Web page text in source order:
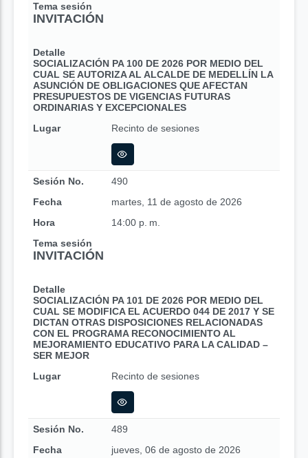
Tema sesión
INVITACIÓN
Detalle
SOCIALIZACIÓN PA 100 DE 2026 POR MEDIO DEL
CUAL SE AUTORIZA AL ALCALDE DE MEDELLÍN LA
ASUNCIÓN DE OBLIGACIONES QUE AFECTAN
PRESUPUESTOS DE VIGENCIAS FUTURAS
ORDINARIAS Y EXCEPCIONALES
Lugar
Recinto de sesiones
Sesión No.
490
Fecha
martes, 11 de agosto de 2026
Hora
14:00 p. m.
Tema sesión
INVITACIÓN
Detalle
SOCIALIZACIÓN PA 101 DE 2026 POR MEDIO DEL
CUAL SE MODIFICA EL ACUERDO 044 DE 2017 Y SE
DICTAN OTRAS DISPOSICIONES RELACIONADAS
CON EL PROGRAMA RECONOCIMIENTO AL
MEJORAMIENTO EDUCATIVO PARA LA CALIDAD –
SER MEJOR
Lugar
Recinto de sesiones
Sesión No.
489
Fecha
jueves, 06 de agosto de 2026